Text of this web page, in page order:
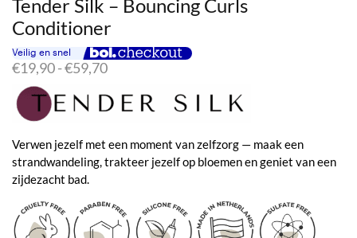
Tender Silk – Bouncing Curls
Conditioner
€19,90-€59,70Prijsklasse:
tot
€59,70
Verwen jezelf met een moment van zelfzorg — maak een
strandwandeling, trakteer jezelf op bloemen en geniet van een
zijdezacht bad.